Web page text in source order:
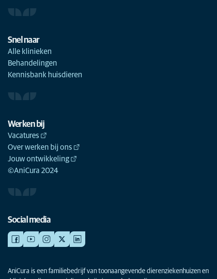
Snel naar
Alle klinieken
Behandelingen
Kennisbank huisdieren
Werken bij
Vacatures
Over werken bij ons
Jouw ontwikkeling
©AniCura 2024
Social media
AniCura is een familiebedrijf van toonaangevende dierenziekenhuizen en